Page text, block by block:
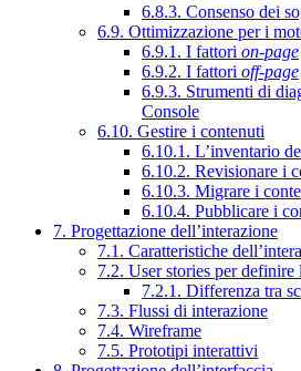
6.8.3. Consenso dei
6.9. Ottimizzazione per i
6.9.1. I fattori on-page
6.9.2. I fattori off-page
6.9.3. Strumenti di
Console
6.10. Gestire i contenuti
6.10.1. L’inventario
6.10.2. Revisionare i
6.10.3. Migrare i
6.10.4. Pubblicare i
7. Progettazione dell’interazione
7.1. Caratteristiche
7.2. User stories per definire
7.2.1. Differenza tra
7.3. Flussi di interazione
7.4. Wireframe
7.5. Prototipi interattivi